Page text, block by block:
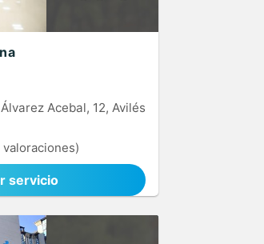
Acebal, 12, Avilés
valoraciones)
servicio